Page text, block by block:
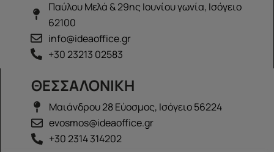
Παύλου Μελά & 29ης Ιουνίου γωνία, Ισόγειο
62100
info@ideaoffice.gr
+30 23213 02583
ΘΕΣΣΑΛΟΝΙΚΗ
Μαιάνδρου 28 Εύοσμος, Ισόγειο 56224
evosmos@ideaoffice.gr
+30 2314 314202